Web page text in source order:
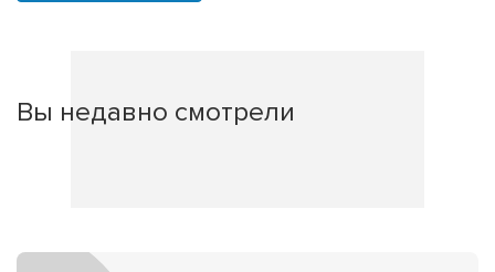
Вы недавно смотрели